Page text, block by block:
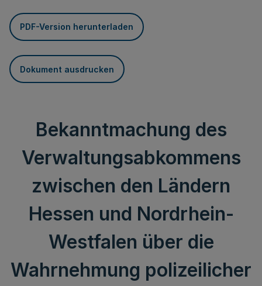
PDF-Version herunterladen
Dokument ausdrucken
Bekanntmachung des
Verwaltungsabkommens
zwischen den Ländern
Hessen und Nordrhein-
Westfalen über die
Wahrnehmung polizeilicher